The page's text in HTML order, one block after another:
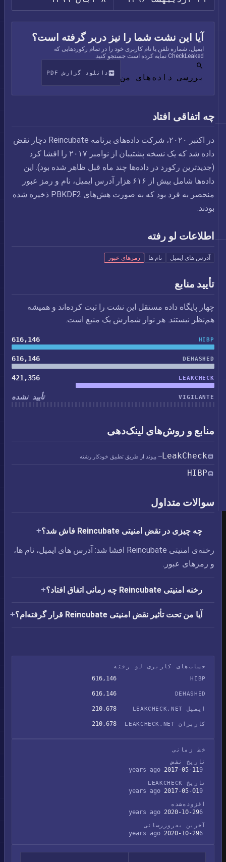
آیا این نشت شما را نیز دربر گرفته است؟
ایمیل، شماره تلفن یا نام کاربری خود را در تمام رکوردهایی که
CheckLeaked نمایه کرده است جستجو کنید.
بررسی داده‌های من دانلود گزارش PDF
چه اتفاقی افتاد
در اکتبر ۲۰۲۰، شرکت داده‌های برنامه Reincubate دچار نقض
داده شد که یک نسخه پشتیبان از نوامبر ۲۰۱۷ را افشا کرد
(جدیدترین رکورد در داده‌ها چند ماه قبل ظاهر شده بود). این
داده‌ها شامل بیش از ۶۱۶ هزار آدرس ایمیل، نام و رمز عبور
منحصر به فرد بود که به صورت هش‌های PBKDF2 ذخیره شده
بودند.
اطلاعات لو رفته
آدرس های ایمیل نام ها رمزهای عبور
تأیید منابع
چهار پایگاه داده مستقل این نشت را ثبت کرده‌اند و همیشه
هم‌نظر نیستند. هر نوار شمارش یک منبع است.
HIBP
616,146
DEHASHED
616,146
LEAKCHECK
421,356
VIGILANTE تأیید نشده
منابع و روش‌های لینک‌دهی
LeakCheck— پیوند از طریق تطبیق خودکار رشته
HIBP
سوالات متداول
چه چیزی در نقض امنیتی Reincubate فاش شد؟
رخنه‌ی امنیتی Reincubate افشا شد: آدرس های ایمیل،‏ نام ها،
و رمزهای عبور.
رخنه امنیتی Reincubate چه زمانی اتفاق افتاد؟
آیا من تحت تأثیر نقض امنیتی Reincubate قرار گرفته‌ام؟
حساب‌های کاربری لو رفته
HIBP
616,146
DEHASHED
616,146
ایمیل LEAKCHECK.NET 210,678
کاربران LEAKCHECK.NET 210,678
خط زمانی
تاریخ نقض
2017-05-11
تاریخ LEAKCHECK
2017-05-01
افزوده‌شده
2020-10-29
آخرین به‌روزرسانی
2020-10-29